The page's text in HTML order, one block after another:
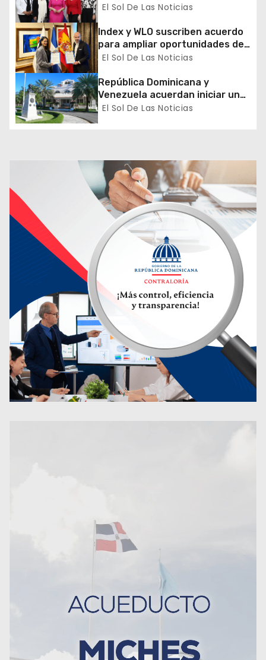
t
r
a
d
a
Sello Igualando RD para el
El Sol De Las Noticias
Index y WLO suscriben acuerdo
para ampliar oportunidades de
formación de dominicanos en el
El Sol De Las Noticias
República Dominicana y
Venezuela acuerdan iniciar un
proceso de normalización
El Sol De Las Noticias